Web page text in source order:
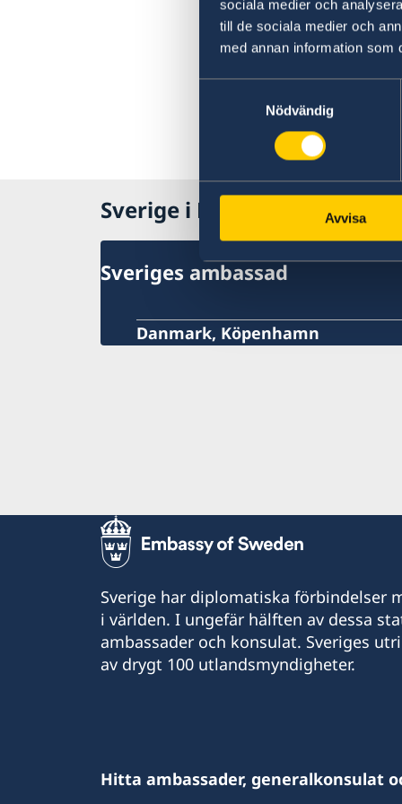
sociala medier och
till de sociala medier och
med annan information som
Nödvändig
Avvisa
Sverige i Danmark
Sveriges ambassad
Danmark, Köpenhamn
Sverige har diplomatiska förbindelser
i världen. I ungefär hälften av dessa
ambassader och konsulat. Sveriges
av drygt 100 utlandsmyndigheter.
Hitta ambassader, generalkonsulat